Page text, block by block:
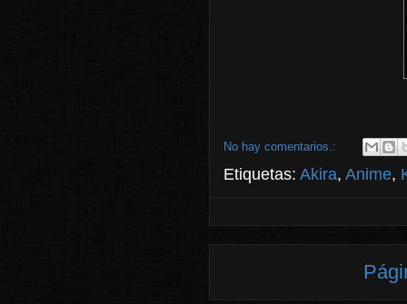
No hay comentarios.:
Etiquetas: Akira, Anime,